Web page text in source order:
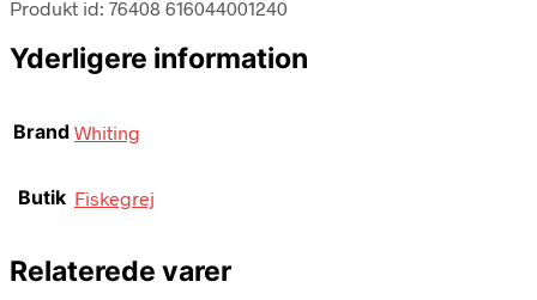
Produkt id: 76408 616044001240
Yderligere information
Brand Whiting
Butik Fiskegrej
Relaterede varer